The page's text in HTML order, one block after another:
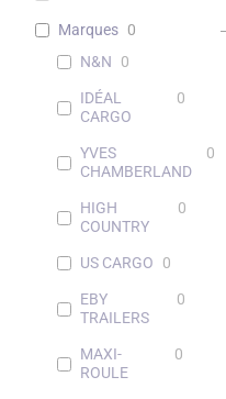
Marques 0
N&N
0
IDÉAL
CARGO
0
YVES
CHAMBERLAND
0
HIGH
COUNTRY
0
US CARGO 0
EBY
TRAILERS
0
MAXI-
ROULE
0